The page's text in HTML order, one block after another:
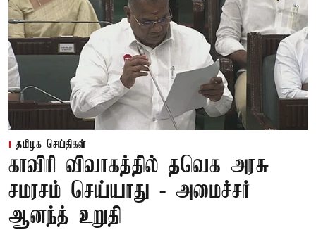
தமிழக செய்திகள்
காவிரி விவாகத்தில் தவெக அரசு
சமரசம் செய்யாது - அமைச்சர்
ஆனந்த் உறுதி